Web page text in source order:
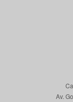
Av.